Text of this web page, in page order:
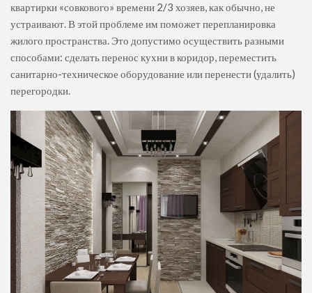
квартирки «совкового» времени 2/3 хозяев, как обычно, не
устраивают. В этой проблеме им поможет перепланировка
жилого пространства. Это допустимо осуществить разными
способами: сделать перенос кухни в коридор, переместить
санитарно-техническое оборудование или перенести (удалить)
перегородки.